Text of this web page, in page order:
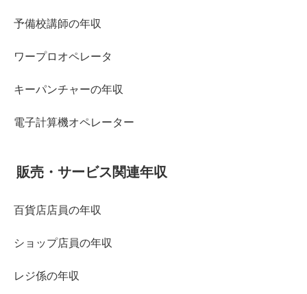
予備校講師の年収
ワープロオペレータ
キーパンチャーの年収
電子計算機オペレーター
販売・サービス関連年収
百貨店店員の年収
ショップ店員の年収
レジ係の年収